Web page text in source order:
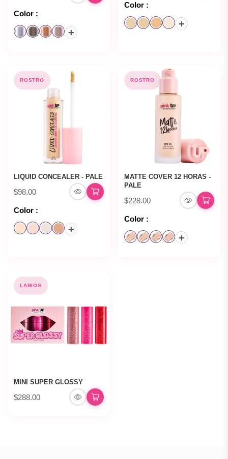
Color :
+
Color :
+
ROSTRO
LIQUID CONCEALER - PALE
$98.00
Color :
+
ROSTRO
MATTE COVER 12 HORAS -
PALE
$228.00
Color :
+
LABIOS
MINI SUPER GLOSSY
$288.00